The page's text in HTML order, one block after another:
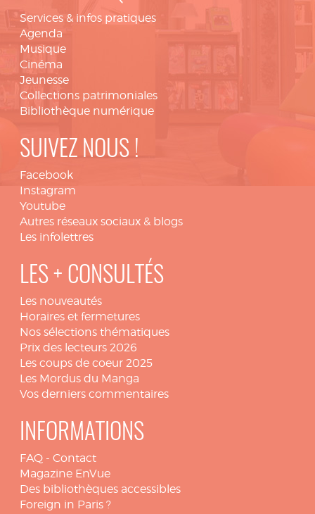
Services & infos pratiques
Agenda
Musique
Cinéma
Jeunesse
Collections patrimoniales
Bibliothèque numérique
SUIVEZ NOUS !
Facebook
Instagram
Youtube
Autres réseaux sociaux & blogs
Les infolettres
LES + CONSULTÉS
Les nouveautés
Horaires et fermetures
Nos sélections thématiques
Prix des lecteurs 2026
Les coups de coeur 2025
Les Mordus du Manga
Vos derniers commentaires
INFORMATIONS
FAQ - Contact
Magazine EnVue
Des bibliothèques accessibles
Foreign in Paris ?